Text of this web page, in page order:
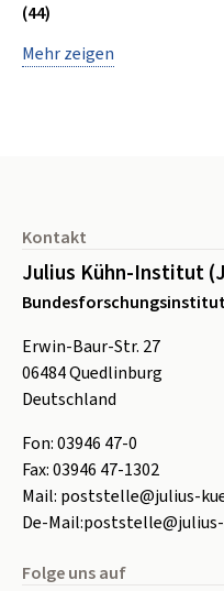
(44)
Mehr zeigen
Kontakt
Julius Kühn-Institut
Erwin-Baur-Str. 27
06484Quedlinburg
Deutschland
Fon:03946 47-0
Fax:03946 47-1302
Mail: poststelle@julius-
De-Mail:
Folge uns auf